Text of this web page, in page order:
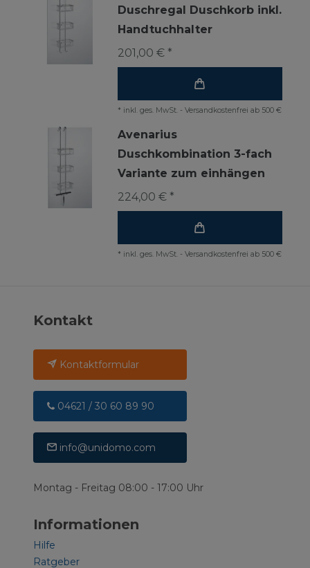
Duschregal Duschkorb inkl.
Handtuchhalter
201,00 € *
* inkl. ges. MwSt. - Versandkostenfrei ab 500 €
Avenarius
Duschkombination 3-fach
Variante zum einhängen
224,00 € *
* inkl. ges. MwSt. - Versandkostenfrei ab 500 €
Kontakt
Kontaktformular
04621 / 30 60 89 90
info@unidomo.com
Montag - Freitag 08:00 - 17:00 Uhr
Informationen
Hilfe
Ratgeber